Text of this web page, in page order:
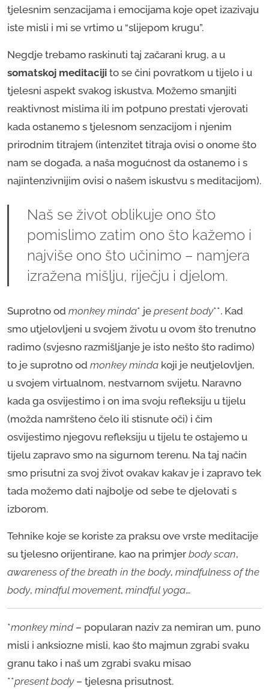
tjelesnim senzacijama i emocijama koje opet izazivaju
iste misli i mi se vrtimo u “slijepom krugu”.
Negdje trebamo raskinuti taj začarani krug, a u
somatskoj meditaciji to se čini povratkom u tijelo i u
tjelesni aspekt svakog iskustva. Možemo smanjiti
reaktivnost mislima ili im potpuno prestati vjerovati
kada ostanemo s tjelesnom senzacijom i njenim
prirodnim titrajem (intenzitet titraja ovisi o onome što
nam se događa, a naša mogućnost da ostanemo i s
najintenzivnijim ovisi o našem iskustvu s meditacijom).
Naš se život oblikuje ono što
pomislimo zatim ono što kažemo i
najviše ono što učinimo – namjera
izražena mišlju, riječju i djelom.
Suprotno od monkey minda* je present body**. Kad
smo utjelovljeni u svojem životu u ovom što trenutno
radimo (svjesno razmišljanje je isto nešto što radimo)
to je suprotno od monkey minda koji je neutjelovljen,
u svojem virtualnom, nestvarnom svijetu. Naravno
kada ga osvijestimo i on ima svoju refleksiju u tijelu
(možda namršteno čelo ili stisnute oči) i čim
osvijestimo njegovu refleksiju u tijelu te ostajemo u
tijelu zapravo smo na sigurnom terenu. Na taj način
smo prisutni za svoj život ovakav kakav je i zapravo tek
tada možemo dati najbolje od sebe te djelovati s
izborom.
Tehnike koje se koriste za praksu ove vrste meditacije
su tjelesno orijentirane, kao na primjer body scan,
awareness of the breath in the body, mindfulness of the
body, mindful movement, mindful yoga…
*monkey mind– popularan naziv za nemiran um, puno
misli i anksiozne misli, kao što majmun zgrabi svaku
granu tako i naš um zgrabi svaku misao
**present body– tjelesna prisutnost.